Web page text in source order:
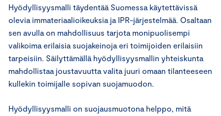
Hyödyllisyysmalli täydentää Suomessa käytettävissä
olevia immateriaalioikeuksia ja IPR-järjestelmää. Osaltaan
sen avulla on mahdollisuus tarjota monipuolisempi
valikoima erilaisia suojakeinoja eri toimijoiden erilaisiin
tarpeisiin. Säilyttämällä hyödyllisyysmallin yhteiskunta
mahdollistaa joustavuutta valita juuri omaan tilanteeseen
kullekin toimijalle sopivan suojamuodon.
Hyödyllisyysmalli on suojausmuotona helppo, mitä